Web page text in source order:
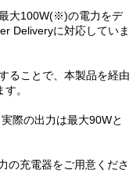
大100W(※)の電力をデ
Deliveryに対応していま
ることで、本製品を経由
。
際の出力は最大90Wと
の充電器をご用意くださ